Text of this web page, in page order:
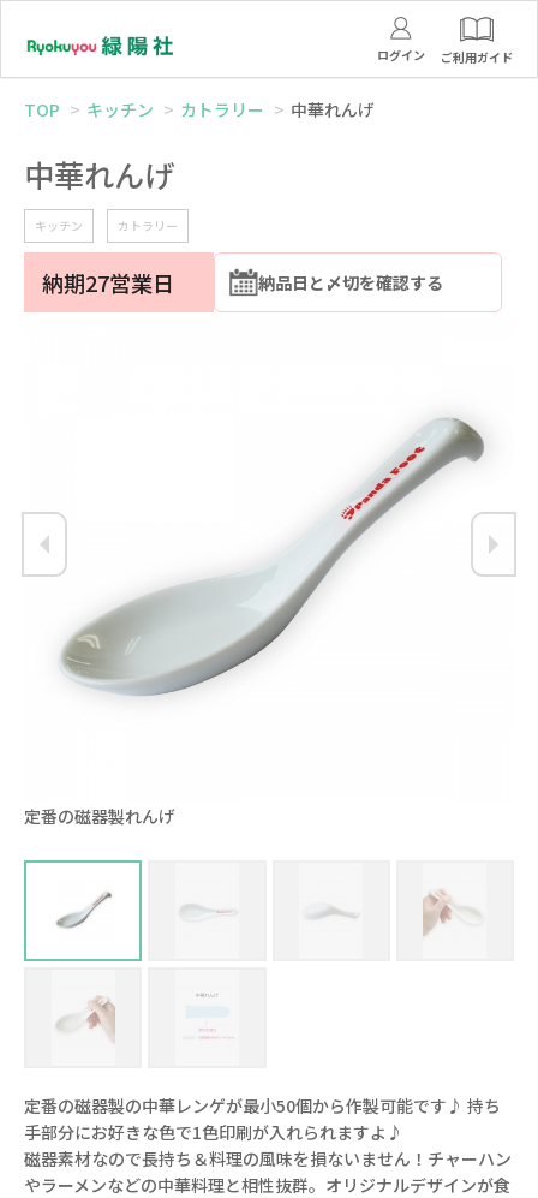
ログイン ご利用ガイド
TOP キッチン カトラリー 中華れんげ
中華れんげ
キッチン カトラリー
納期27営業日 納品日と〆切を確認する
定番の磁器製れんげ
定番の磁器製の中華レンゲが最小50個から作製可能です♪ 持ち
手部分にお好きな色で1色印刷が入れられますよ♪
磁器素材なので長持ち＆料理の風味を損ないません！チャーハン
やラーメンなどの中華料理と相性抜群。オリジナルデザインが食